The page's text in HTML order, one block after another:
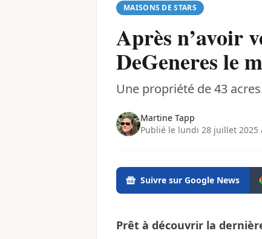
MAISONS DE STARS
Après n’avoir
DeGeneres le
Une propriété de 43
Martine Tapp
Publié le lundi 28 juillet 2025
Suivre sur Google News
Prêt à découvrir la